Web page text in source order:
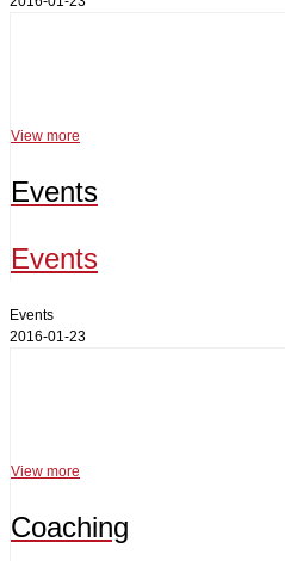
View more
Events
Events
Events
2016-01-23
View more
Coaching